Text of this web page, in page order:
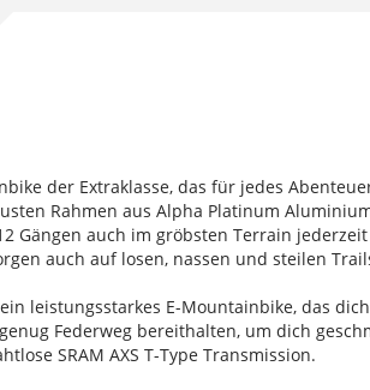
der Extraklasse, das für jedes
Rahmen aus Alpha Platinum
Gängen auch im gröbsten Terrain
auch auf losen, nassen und steilen
leistungsstarkes E-Mountainbike, das
Federweg bereithalten, um dich
SRAM AXS T-Type Transmission.